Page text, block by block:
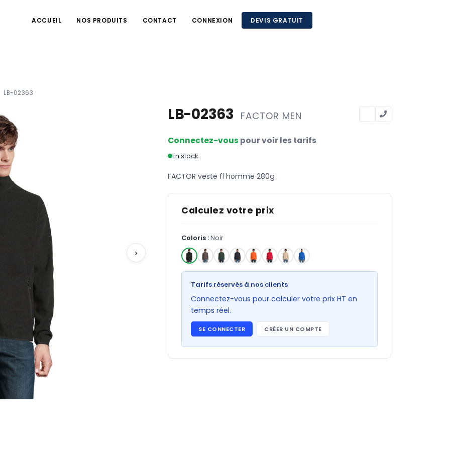
ACCUEIL NOS PRODUITS CONTACT CONNEXION DEVIS GRATUIT
LB-02363
›
LB-02363 FACTOR MEN
Connectez-vous pour voir les tarifs
En stock
FACTOR veste fl homme 280g
Calculez votre prix
Coloris :Noir
Tarifs réservés à nos clients
Connectez-vous pour calculer votre prix HT en
temps réel.
SE CONNECTER CRÉER UN COMPTE